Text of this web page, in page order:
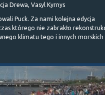
Drewa, Vasyl Kyrnys
Puck. Za nami kolejna edycja
którego nie zabrakło
klimatu tego i innych morskich